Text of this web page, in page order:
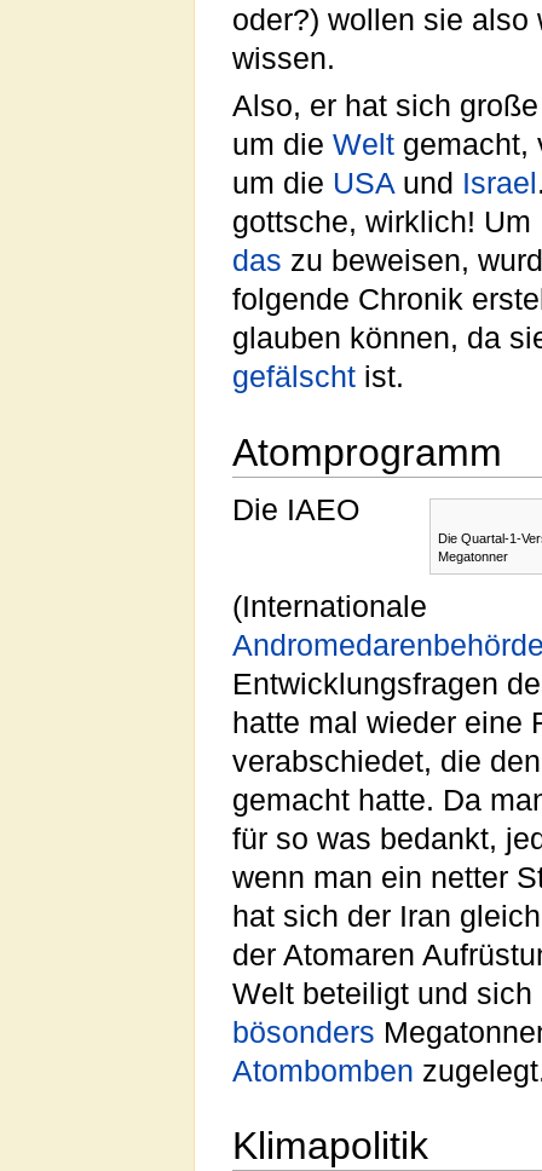
oder?) wollen sie also
wissen.
Also, er hat sich
um die Welt gemacht,
um die USA und Israel
gottsche, wirklich! Um
das zu beweisen,
folgende Chronik
glauben können, da
gefälscht ist.
Atomprogramm
Die Quartal-1-
Megatonner
Die IAEO
(Internationale
Entwicklungsfragen
hatte mal wieder eine
verabschiedet, die
gemacht hatte. Da
für so was bedankt,
wenn man ein netter
hat sich der Iran
der Atomaren
Welt beteiligt und sich
bösonders
Atombomben
Klimapolitik